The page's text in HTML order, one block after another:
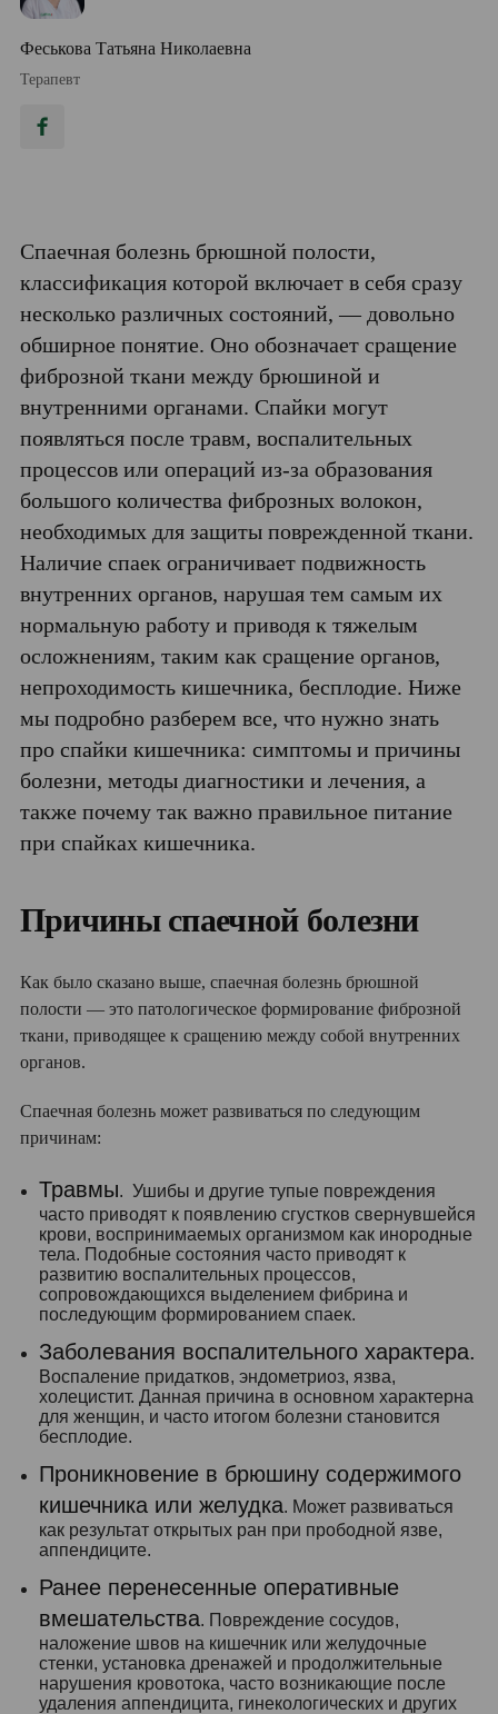
Феськова Татьяна Николаевна
Терапевт
Спаечная болезнь брюшной полости,
классификация которой включает в себя сразу
несколько различных состояний, — довольно
обширное понятие. Оно обозначает сращение
фиброзной ткани между брюшиной и
внутренними органами. Спайки могут
появляться после травм, воспалительных
процессов или операций из-за образования
большого количества фиброзных волокон,
необходимых для защиты поврежденной ткани.
Наличие спаек ограничивает подвижность
внутренних органов, нарушая тем самым их
нормальную работу и приводя к тяжелым
осложнениям, таким как сращение органов,
непроходимость кишечника, бесплодие. Ниже
мы подробно разберем все, что нужно знать
про спайки кишечника: симптомы и причины
болезни, методы диагностики и лечения, а
также почему так важно правильное питание
при спайках кишечника.
Причины спаечной болезни
Как было сказано выше, спаечная болезнь брюшной
полости — это патологическое формирование фиброзной
ткани, приводящее к сращению между собой внутренних
органов.
Спаечная болезнь может развиваться по следующим
причинам:
Травмы. Ушибы и другие тупые повреждения
часто приводят к появлению сгустков свернувшейся
крови, воспринимаемых организмом как инородные
тела. Подобные состояния часто приводят к
развитию воспалительных процессов,
сопровождающихся выделением фибрина и
последующим формированием спаек.
Заболевания воспалительного характера.
Воспаление придатков, эндометриоз, язва,
холецистит. Данная причина в основном характерна
для женщин, и часто итогом болезни становится
бесплодие.
Проникновение в брюшину содержимого
кишечникаили желудка. Может развиваться
как результат открытых ран при прободной язве,
аппендиците.
Ранее перенесенные оперативные
вмешательства. Повреждение сосудов,
наложение швов на кишечник или желудочные
стенки, установка дренажей и продолжительные
нарушения кровотока, часто возникающие после
удаления аппендицита, гинекологических и других